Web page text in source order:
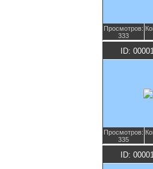
Просмотров:
333
ID:
Просмотров:
335
ID: